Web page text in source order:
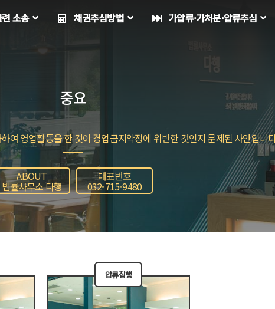
소송 채권추심방법 가압류·가처분·압류추심
중요
여 영업활동을 한 것이 경업금지약정에 위반한 것인지 문제된 사안입니
ABOUT
법률사무소 다행
대표번호
032-715-9480
압류집행